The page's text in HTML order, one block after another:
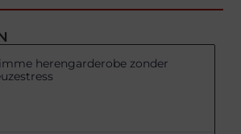
herengarderobe zonder